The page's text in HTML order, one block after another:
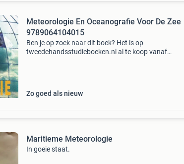
Meteorologie En Oceanografie Voor De Zee
9789064104015
Ben je op zoek naar dit boek? Het is op
tweedehandsstudieboeken.nl al te koop vanaf
Zo goed als nieuw
Maritieme Meteorologie
In goeie staat.